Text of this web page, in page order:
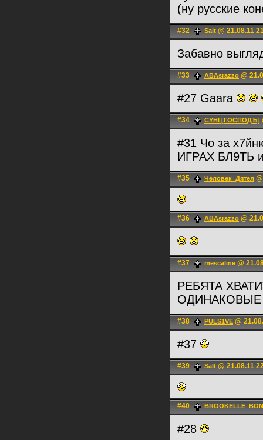
(ну русские
#32 Salt @ 21.08.11
Забавно
#33 ABAsrazzo @
#27 Gaara
#34 CYHI [ГОСПОДЪ]
#31 Чо за
ИГРАХ БЛ9ТЬ и
#35 Человек_Дятел
#36 ABAsrazzo @
#37 mescaline @
РЕБЯТА
ОДИНАКОВЫЕ
#38 PULS1VE @
#37
#39 Salt @ 21.08.11
#40
#28